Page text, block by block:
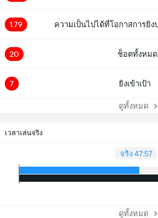
1.79 ความเป็นไปได้ที่โอกาสการยิง
20 ช็อตทั้งหมด
7 ยิงเข้าเป้า
ดูทั้งหมด
เวลาเล่นจริง
จริง 47:57
ดูทั้งหมด